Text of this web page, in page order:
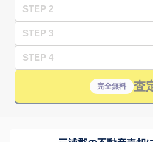
STEP 2
STEP 3
STEP 4
完全無料 査